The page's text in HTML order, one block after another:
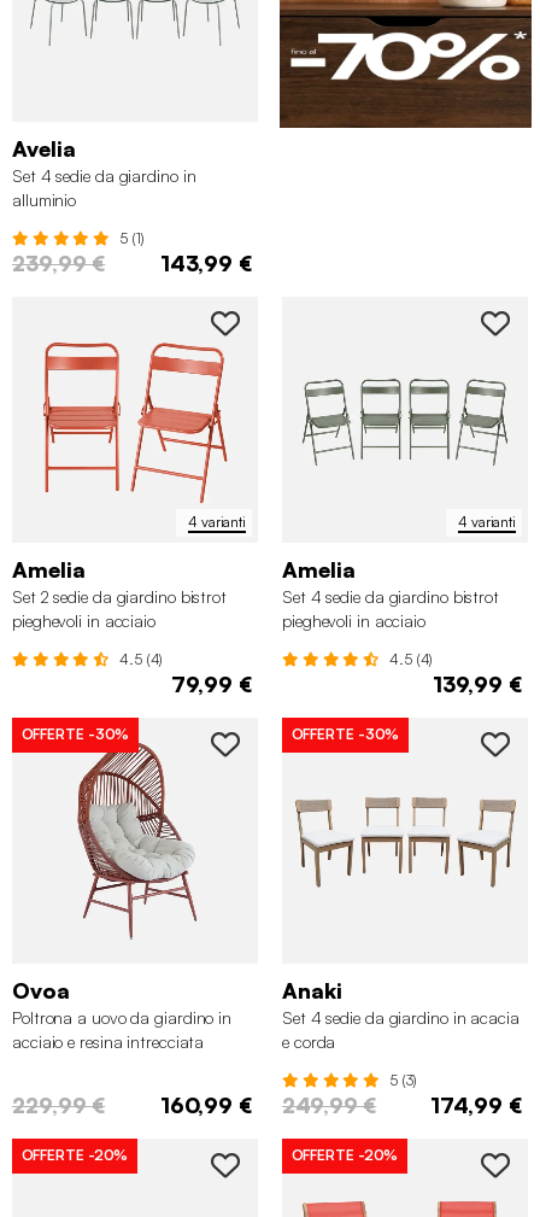
Avelia
Set 4 sedie da giardino in
alluminio
5 (1)
239,99 € 143,99 €
4 varianti
Amelia
Set 2 sedie da giardino bistrot
pieghevoli in acciaio
4.5 (4)
79,99 €
4 varianti
Amelia
Set 4 sedie da giardino bistrot
pieghevoli in acciaio
4.5 (4)
139,99 €
OFFERTE -30%
Ovoa
Poltrona a uovo da giardino in
acciaio e resina intrecciata
229,99 € 160,99 €
OFFERTE -30%
Anaki
Set 4 sedie da giardino in acacia
e corda
5 (3)
249,99 € 174,99 €
OFFERTE -20% OFFERTE -20%